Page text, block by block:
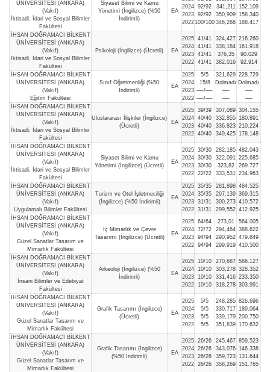
ÜNİVERSİTESİ (ANKARA)
(Vakıf)
İktisadi, İdari ve Sosyal Bilimler
Fakültesi
Siyaset Bilimi ve Kamu
Yönetimi (İngilizce) (%50
İndirimli)
EA
2024
2023
2022
92/92
92/92
100/100
341,211
350,909
346,266
152.109
158.340
188.417
İHSAN DOĞRAMACI BİLKENT
ÜNİVERSİTESİ (ANKARA)
(Vakıf)
İktisadi, İdari ve Sosyal Bilimler
Fakültesi
Psikoloji (İngilizce) (Ücretli) EA
2025
2024
2023
2022
41/41
41/41
41/41
41/41
324,427
338,184
376,35
382,016
216.260
161.918
90.029
92.914
İHSAN DOĞRAMACI BİLKENT
ÜNİVERSİTESİ (ANKARA)
(Vakıf)
Eğitim Fakültesi
Sınıf Öğretmenliği (%50
İndirimli)
EA
2025
2024
2023
2022
5/5
15/8
—-/—-
—-/—-
321,629
Dolmadı
—-
—-
228.729
Dolmadı
—-
—-
İHSAN DOĞRAMACI BİLKENT
ÜNİVERSİTESİ (ANKARA)
(Vakıf)
İktisadi, İdari ve Sosyal Bilimler
Fakültesi
Uluslararası İlişkiler (İngilizce)
(Ücretli)
EA
2025
2024
2023
2022
39/39
40/40
40/40
40/40
307,089
332,855
336,823
349,425
304.155
180.891
210.224
178.148
İHSAN DOĞRAMACI BİLKENT
ÜNİVERSİTESİ (ANKARA)
(Vakıf)
İktisadi, İdari ve Sosyal Bilimler
Fakültesi
Siyaset Bilimi ve Kamu
Yönetimi (İngilizce) (Ücretli)
EA
2025
2024
2023
2022
30/30
30/30
30/30
22/22
282,185
322,091
323,82
333,531
482.043
225.685
269.727
234.963
İHSAN DOĞRAMACI BİLKENT
ÜNİVERSİTESİ (ANKARA)
(Vakıf)
Uygulamalı Bilimler Fakültesi
Turizm ve Otel İşletmeciliği
(İngilizce) (%50 İndirimli)
EA
2025
2024
2023
2022
35/35
35/35
31/31
31/31
281,898
297,139
300,273
299,552
484.525
369.315
410.572
412.925
İHSAN DOĞRAMACI BİLKENT
ÜNİVERSİTESİ (ANKARA)
(Vakıf)
Güzel Sanatlar Tasarım ve
Mimarlık Fakültesi
İç Mimarlık ve Çevre
Tasarımı (İngilizce) (Ücretli)
EA
2025
2024
2023
2022
64/64
72/72
94/94
94/94
273,01
294,464
290,952
299,919
564.005
388.622
479.849
410.500
İHSAN DOĞRAMACI BİLKENT
ÜNİVERSİTESİ (ANKARA)
(Vakıf)
İnsani Bilimler ve Edebiyat
Fakültesi
Arkeoloji (İngilizce) (%50
İndirimli)
EA
2025
2024
2023
2022
10/10
10/10
10/10
10/10
270,687
303,278
331,416
318,278
586.127
328.352
233.350
303.991
İHSAN DOĞRAMACI BİLKENT
ÜNİVERSİTESİ (ANKARA)
(Vakıf)
Güzel Sanatlar Tasarım ve
Mimarlık Fakültesi
Grafik Tasarımı (İngilizce)
(Ücretli)
EA
2025
2024
2023
2022
5/5
5/5
5/5
5/5
248,285
330,717
339,179
351,839
826.696
189.064
200.750
170.632
İHSAN DOĞRAMACI BİLKENT
ÜNİVERSİTESİ (ANKARA)
(Vakıf)
Güzel Sanatlar Tasarım ve
Mimarlık Fakültesi
Grafik Tasarımı (İngilizce)
(%50 İndirimli)
EA
2025
2024
2023
2022
26/26
26/26
26/26
26/26
245,467
343,076
359,723
358,269
859.523
146.338
131.644
151.765